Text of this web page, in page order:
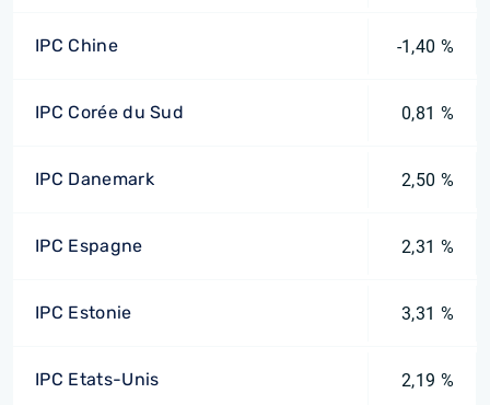
IPC Chine -1,40 %
IPC Corée du Sud 0,81 %
IPC Danemark 2,50 %
IPC Espagne 2,31 %
IPC Estonie 3,31 %
IPC Etats-Unis 2,19 %